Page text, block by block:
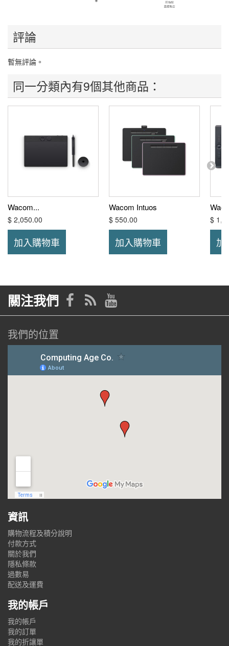
評論
暫無評論。
同一分類內有9個其他商品：
Wacom...
$ 2,050.00
加入購物車
Wacom Intuos
$ 550.00
加入購物車
$
加
關注我們
我們的位置
資訊
購物流程及積分說明
付款方式
關於我們
隱私條款
過數易
配送及運費
我的帳戶
我的帳戶
我的訂單
我的折讓單